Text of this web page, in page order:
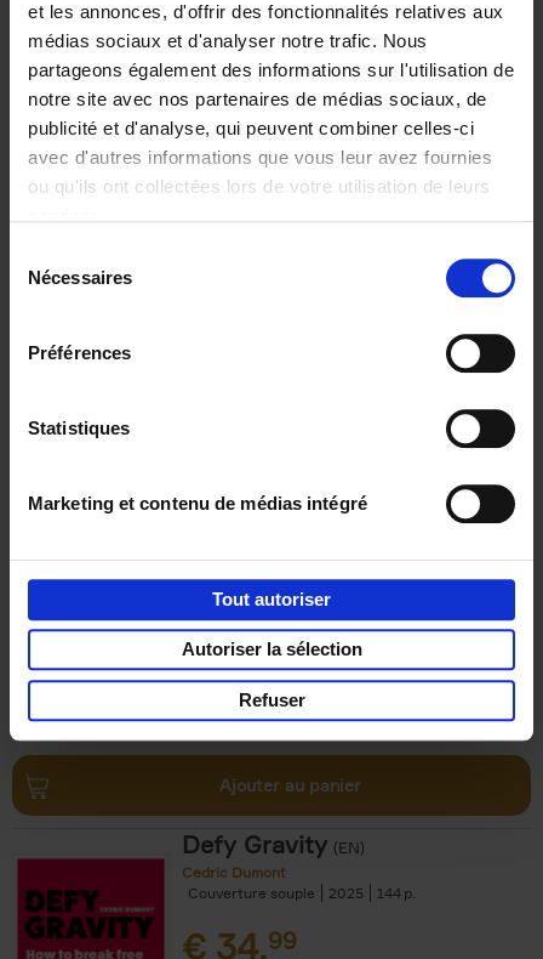
et les annonces, d'offrir des fonctionnalités relatives aux
médias sociaux et d'analyser notre trafic. Nous
partageons également des informations sur l'utilisation de
notre site avec nos partenaires de médias sociaux, de
publicité et d'analyse, qui peuvent combiner celles-ci
avec d'autres informations que vous leur avez fournies
ou qu'ils ont collectées lors de votre utilisation de leurs
Nécessaires
Préférences
Statistiques
Marketing et contenu de médias intégré
Tout autoriser
Autoriser la sélection
Refuser
Ajouter au panier
The Big Book of Retail
Design
100 Days to Make Your Mark
€34,99
Ajouter au panier
Defy Gravity (EN)
Cedric Dumont
Couverture souple
2025 144
€ 34,99